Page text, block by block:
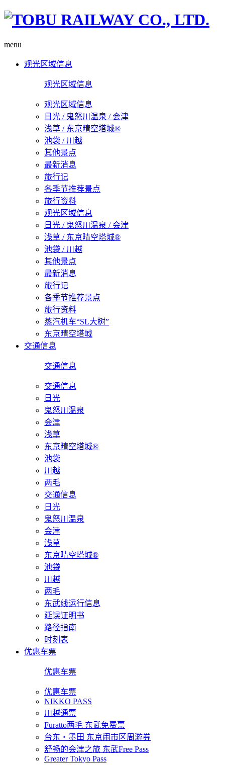
menu
观光区域信息
观光区域信息
观光区域信息
日光 / 鬼怒川温泉 / 会津
浅草 / 东京晴空塔城®
池袋 / 川越
其他景点
最新消息
旅行记
各季节推荐景点
旅行资料
观光区域信息
日光 / 鬼怒川温泉 / 会津
浅草 / 东京晴空塔城®
池袋 / 川越
其他景点
最新消息
旅行记
各季节推荐景点
旅行资料
蒸汽机车“SL大树”
东京晴空塔城
交通信息
交通信息
交通信息
日光
鬼怒川温泉
会津
浅草
东京晴空塔城®
池袋
川越
两毛
交通信息
日光
鬼怒川温泉
会津
浅草
东京晴空塔城®
池袋
川越
两毛
东武线运行信息
延误证明书
路径指南
时刻表
优惠车票
优惠车票
优惠车票
NIKKO PASS
川越通票
Furatto两毛 东武免费票
台东・墨田 东京闹市区周游券
舒畅的会津之旅 东武Free Pass
Greater Tokyo Pass